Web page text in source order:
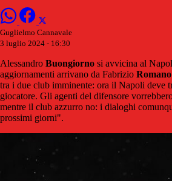
Guglielmo Cannavale
3 luglio 2024 - 16:30
Alessandro Buongiorno si avvicina al
aggiornamenti arrivano da Fabrizio Romano
tra i due club imminente: ora il Napoli deve
giocatore. Gli agenti del difensore
mentre il club azzurro no: i dialoghi
prossimi giorni".